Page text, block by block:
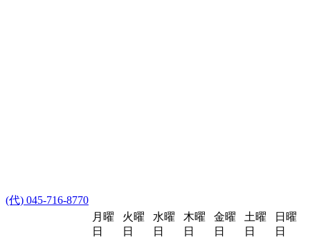
(代) 045-716-8770
月曜
日
火曜
日
水曜
日
木曜
日
金曜
日
土曜
日
日曜
日